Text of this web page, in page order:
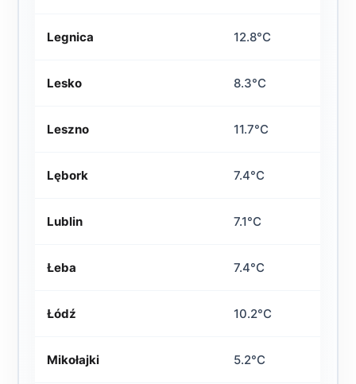
Legnica 12.8°C
Lesko 8.3°C
Leszno 11.7°C
Lębork 7.4°C
Lublin 7.1°C
Łeba 7.4°C
Łódź 10.2°C
Mikołajki 5.2°C